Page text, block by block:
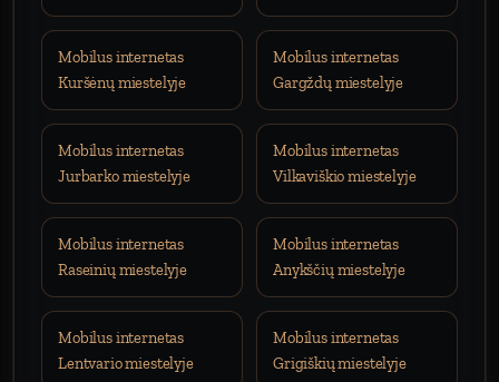
Mobilus internetas
Kuršėnų miestelyje
Mobilus internetas
Gargždų miestelyje
Mobilus internetas
Jurbarko miestelyje
Mobilus internetas
Vilkaviškio miestelyje
Mobilus internetas
Raseinių miestelyje
Mobilus internetas
Anykščių miestelyje
Mobilus internetas
Lentvario miestelyje
Mobilus internetas
Grigiškių miestelyje